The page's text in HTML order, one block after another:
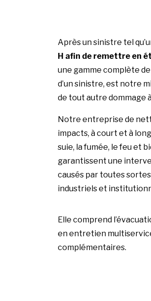
Après un sinistre tel
H afin de remettre en
une gamme complète de
d’un sinistre, est notre
de tout autre dommage
Notre entreprise de
impacts, à court et à
suie, la fumée, le feu et
garantissent une
causés par toutes
industriels et
Elle comprend
en entretien
complémentaires.